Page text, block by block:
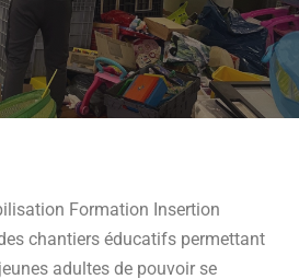
Formation Insertion
chantiers éducatifs permettant
adultes de pouvoir se